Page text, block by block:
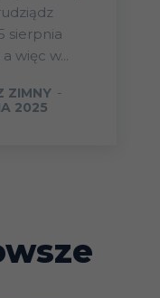
sierpnia
więc w...
ZIMNY -
2025